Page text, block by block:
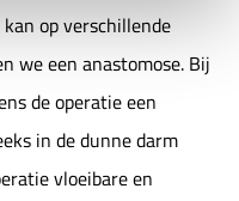
op verschillende
we een anastomose. Bij
de operatie een
in de dunne darm
vloeibare en